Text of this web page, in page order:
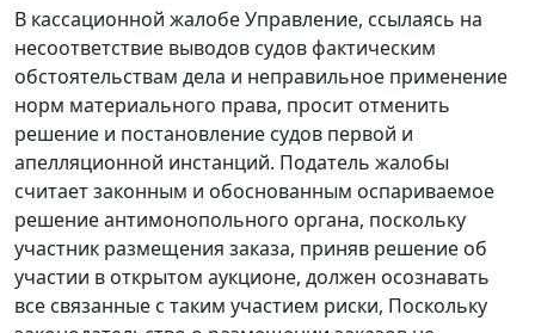
В кассационной жалобе Управление, ссылаясь на
несоответствие выводов судов фактическим
обстоятельствам дела и неправильное применение
норм материального права, просит отменить
решение и постановление судов первой и
апелляционной инстанций. Податель жалобы
считает законным и обоснованным оспариваемое
решение антимонопольного органа, поскольку
участник размещения заказа, приняв решение об
участии в открытом аукционе, должен осознавать
все связанные с таким участием риски, Поскольку